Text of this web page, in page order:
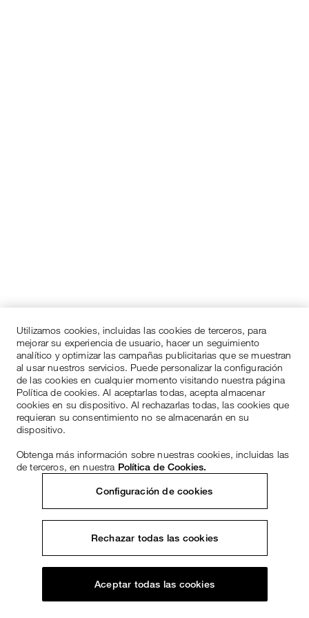
Utilizamos cookies, incluidas las cookies de terceros, para
mejorar su experiencia de usuario, hacer un seguimiento
analítico y optimizar las campañas publicitarias que se muestran
al usar nuestros servicios. Puede personalizar la configuración
de las cookies en cualquier momento visitando nuestra página
Política de cookies. Al aceptarlas todas, acepta almacenar
cookies en su dispositivo. Al rechazarlas todas, las cookies que
requieran su consentimiento no se almacenarán en su
dispositivo.
Obtenga más información sobre nuestras cookies, incluidas las
de terceros, en nuestra Política de Cookies.
Configuración de cookies
Rechazar todas las cookies
Aceptar todas las cookies